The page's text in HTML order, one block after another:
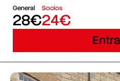
General
28€
Socios
24€